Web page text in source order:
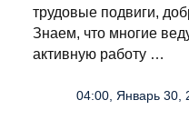
трудовые подвиги,
Знаем, что многие
активную работу …
04:00, Январь 30,